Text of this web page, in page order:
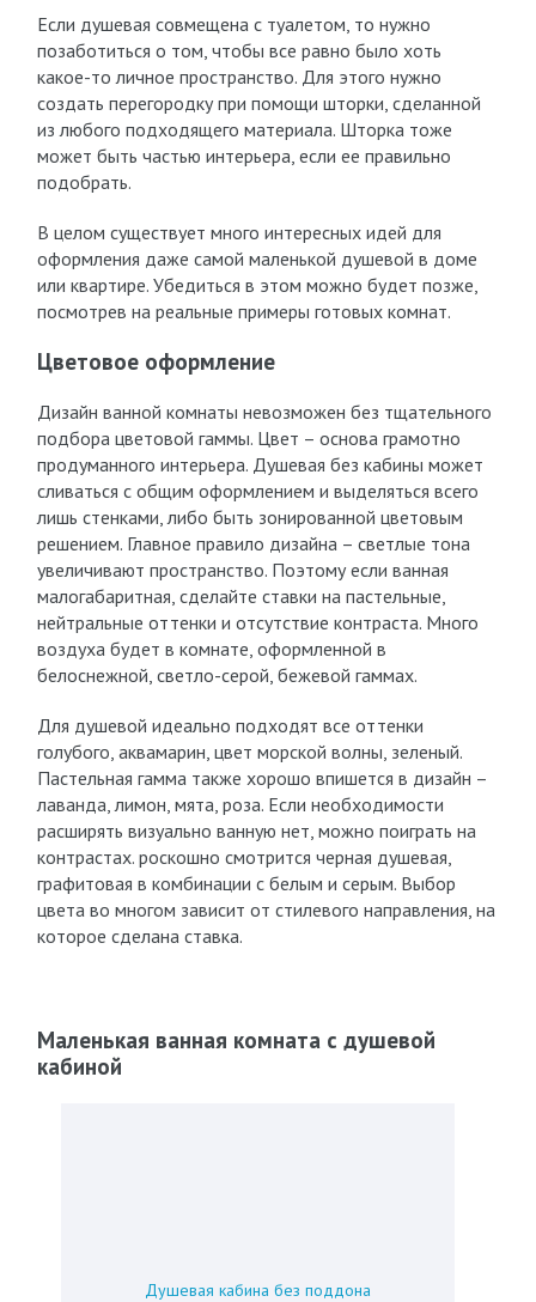
Если душевая совмещена с туалетом, то нужно
позаботиться о том, чтобы все равно было хоть
какое-то личное пространство. Для этого нужно
создать перегородку при помощи шторки, сделанной
из любого подходящего материала. Шторка тоже
может быть частью интерьера, если ее правильно
подобрать.
В целом существует много интересных идей для
оформления даже самой маленькой душевой в доме
или квартире. Убедиться в этом можно будет позже,
посмотрев на реальные примеры готовых комнат.
Цветовое оформление
Дизайн ванной комнаты невозможен без тщательного
подбора цветовой гаммы. Цвет – основа грамотно
продуманного интерьера. Душевая без кабины может
сливаться с общим оформлением и выделяться всего
лишь стенками, либо быть зонированной цветовым
решением. Главное правило дизайна – светлые тона
увеличивают пространство. Поэтому если ванная
малогабаритная, сделайте ставки на пастельные,
нейтральные оттенки и отсутствие контраста. Много
воздуха будет в комнате, оформленной в
белоснежной, светло-серой, бежевой гаммах.
Для душевой идеально подходят все оттенки
голубого, аквамарин, цвет морской волны, зеленый.
Пастельная гамма также хорошо впишется в дизайн –
лаванда, лимон, мята, роза. Если необходимости
расширять визуально ванную нет, можно поиграть на
контрастах. роскошно смотрится черная душевая,
графитовая в комбинации с белым и серым. Выбор
цвета во многом зависит от стилевого направления, на
которое сделана ставка.
Маленькая ванная комната с душевой
кабиной
Душевая кабина без поддона